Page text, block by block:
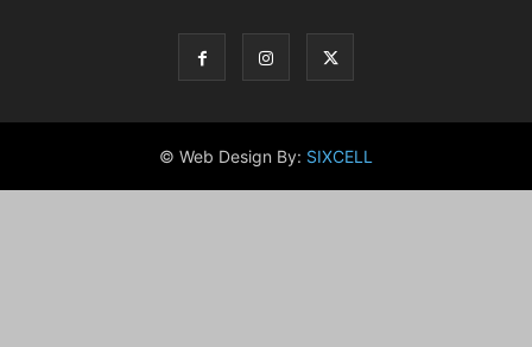
© Web Design By: SIXCELL